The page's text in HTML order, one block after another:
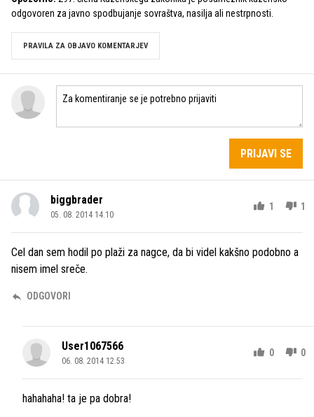
odgovoren za javno spodbujanje sovraštva, nasilja ali nestrpnosti.
PRAVILA ZA OBJAVO KOMENTARJEV
PRIJAVI SE
biggbrader
05. 08. 2014 14.10
1 1
Cel dan sem hodil po plaži za nagce, da bi videl kakšno podobno a
nisem imel sreče.
ODGOVORI
User1067566
06. 08. 2014 12.53
0 0
hahahaha! ta je pa dobra!